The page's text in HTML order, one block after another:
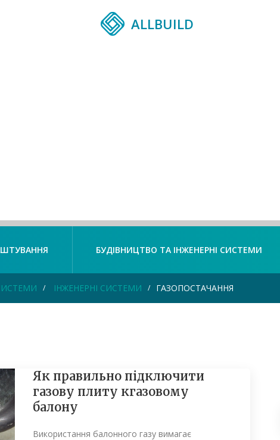
ALLBUILD
БУДІВНИЦТВО ТА ІНЖЕНЕРНІ СИСТЕМИ
ІНЖЕНЕРНІ СИСТЕМИ ГАЗОПОСТАЧАННЯ
Як правильно підключити
газову плиту кгазовому
балону
Використання балонного газу вимагає